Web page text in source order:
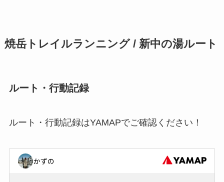
焼岳トレイルランニング / 新中の湯ルート
ルート・行動記録
ルート・行動記録はYAMAPでご確認ください！